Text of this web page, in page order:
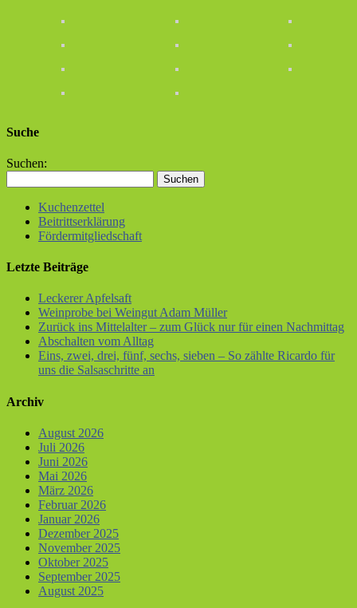
Suche
Suchen:
Kuchenzettel
Beitrittserklärung
Fördermitgliedschaft
Letzte Beiträge
Leckerer Apfelsaft
Weinprobe bei Weingut Adam Müller
Zurück ins Mittelalter – zum Glück nur für einen Nachmittag
Abschalten vom Alltag
Eins, zwei, drei, fünf, sechs, sieben – So zählte Ricardo für
uns die Salsaschritte an
Archiv
August 2026
Juli 2026
Juni 2026
Mai 2026
März 2026
Februar 2026
Januar 2026
Dezember 2025
November 2025
Oktober 2025
September 2025
August 2025